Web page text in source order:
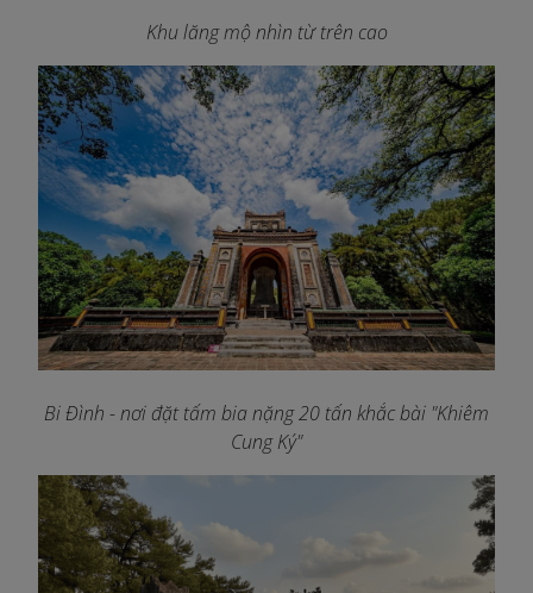
Khu lăng mộ nhìn từ trên cao
Bi Đình - nơi đặt tấm bia nặng 20 tấn khắc bài "Khiêm
Cung Ký"